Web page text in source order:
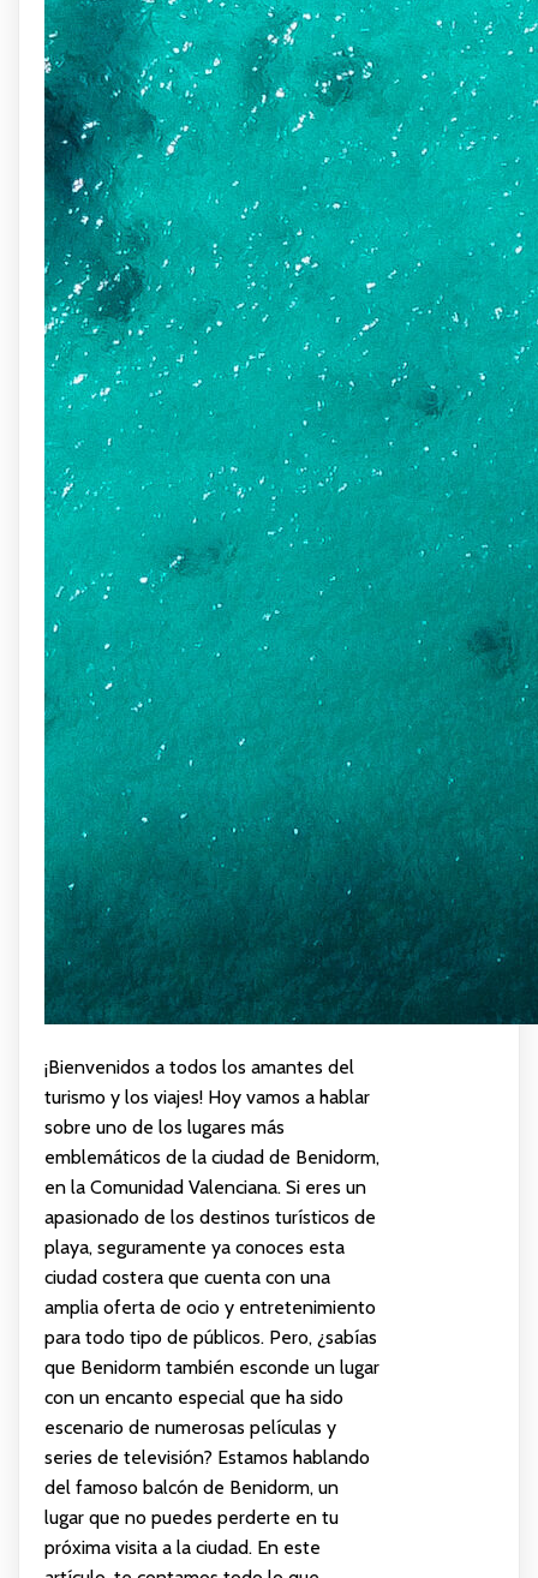
¡Bienvenidos a todos los amantes del
turismo y los viajes! Hoy vamos a hablar
sobre uno de los lugares más
emblemáticos de la ciudad de Benidorm,
en la Comunidad Valenciana. Si eres un
apasionado de los destinos turísticos de
playa, seguramente ya conoces esta
ciudad costera que cuenta con una
amplia oferta de ocio y entretenimiento
para todo tipo de públicos. Pero, ¿sabías
que Benidorm también esconde un lugar
con un encanto especial que ha sido
escenario de numerosas películas y
series de televisión? Estamos hablando
del famoso balcón de Benidorm, un
lugar que no puedes perderte en tu
próxima visita a la ciudad. En este